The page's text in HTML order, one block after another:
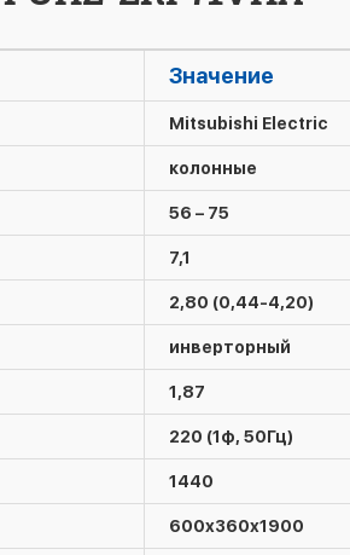
Значение
Mitsubishi Electric
колонные
56 – 75
7,1
2,80 (0,44-4,20)
инверторный
1,87
220 (1ф, 50Гц)
1440
600х360х1900